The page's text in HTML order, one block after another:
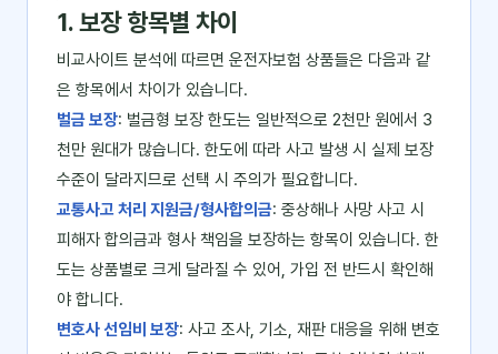
1. 보장 항목별 차이
비교사이트 분석에 따르면 운전자보험 상품들은 다음과 같
은 항목에서 차이가 있습니다.
벌금 보장: 벌금형 보장 한도는 일반적으로 2천만 원에서 3
천만 원대가 많습니다. 한도에 따라 사고 발생 시 실제 보장
수준이 달라지므로 선택 시 주의가 필요합니다.
교통사고 처리 지원금/형사합의금: 중상해나 사망 사고 시
피해자 합의금과 형사 책임을 보장하는 항목이 있습니다. 한
도는 상품별로 크게 달라질 수 있어, 가입 전 반드시 확인해
야 합니다.
변호사 선임비 보장: 사고 조사, 기소, 재판 대응을 위해 변호